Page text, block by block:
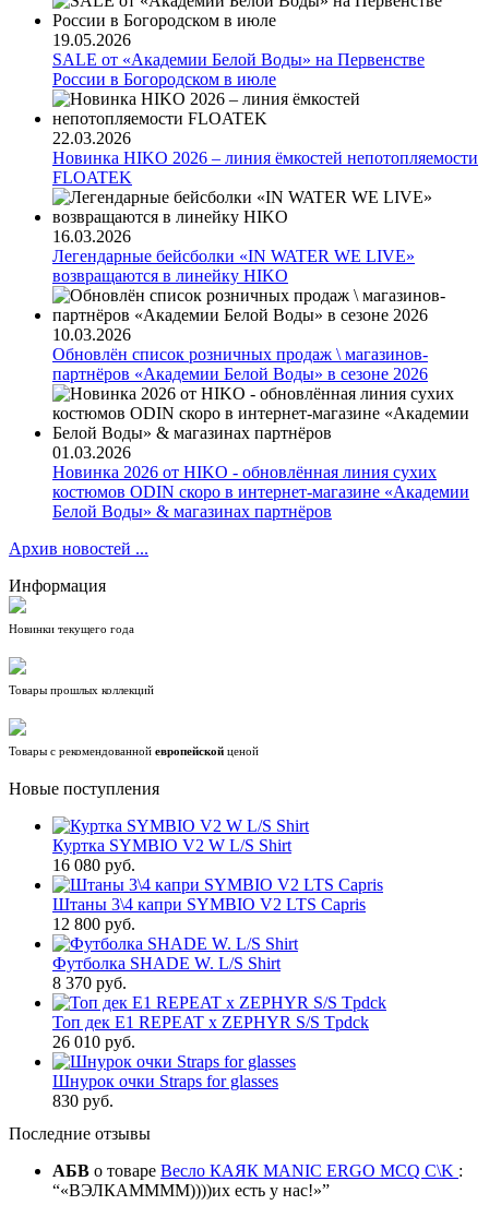
19.05.2026
SALE от «Академии Белой Воды» на Первенстве
России в Богородском в июле
22.03.2026
Новинка HIKO 2026 – линия ёмкостей непотопляемости
FLOATEK
16.03.2026
Легендарные бейсболки «IN WATER WE LIVE»
возвращаются в линейку HIKO
10.03.2026
Обновлён список розничных продаж \ магазинов-
партнёров «Академии Белой Воды» в сезоне 2026
01.03.2026
Новинка 2026 от HIKO - обновлённая линия сухих
костюмов ODIN скоро в интернет-магазине «Академии
Белой Воды» & магазинах партнёров
Архив новостей ...
Информация
Новинки текущего года
Товары прошлых коллекций
Товары с рекомендованной европейской ценой
Новые поступления
Куртка SYMBIO V2 W L/S Shirt
16 080 руб.
Штаны 3\4 капри SYMBIO V2 LTS Capris
12 800 руб.
Футболка SHADE W. L/S Shirt
8 370 руб.
Топ дек E1 REPEAT x ZEPHYR S/S Tpdck
26 010 руб.
Шнурок очки Straps for glasses
830 руб.
Последние отзывы
АБВ о товаре Весло КАЯК MANIC ERGO MCQ C\K :
«ВЭЛКАММММ))))их есть у нас!»